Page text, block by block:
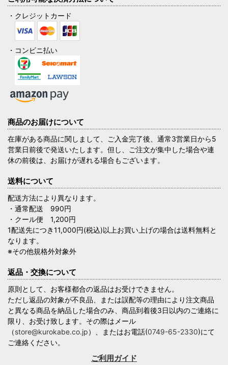
・クレジットカード
・コンビニ払い
商品のお届けについて
在庫がある商品に関しまして、ご入金完了後、通常3営業日から5
営業日前後で発送いたします。但し、ご注文が集中した場合や連
休の前後は、お届けが遅れる場合もございます。
送料について
配送方法により異なります。
・通常配送 990円
・クール便 1,200円
1配送先につき11,000円(税込)以上お買い上げの場合は送料無料と
なります。
※その他規格外対象外
返品・交換について
原則として、お客様都合の返品はお受けできません。
ただし返品の対象が不良品、または誤配等の理由により注文商品
と異なる商品を納品した場合のみ、商品到着後3日以内のご連絡に
限り、お受け致します。その際はメール
（store@kurokabe.co.jp）、またはお電話(0749-65-2330)にて
ご連絡ください。
ご利用ガイド